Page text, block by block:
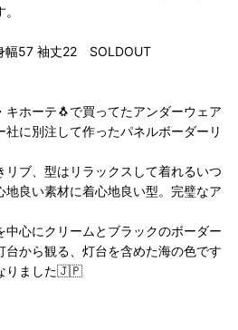
幅57 袖丈22 SOLDOUT
ホーテ🐧で買ってたアンダーウェア
に別注して作ったパネルボーダーリ
ブ、型はリラックスして着れるいつ
地良い素材に着心地良い型。完璧なア
中心にクリームとブラックのボーダー
台から観る、灯台を含めた海の色です
りました🇯🇵